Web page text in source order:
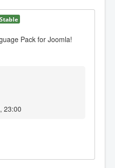
Stable
Pack for Joomla!
23:00